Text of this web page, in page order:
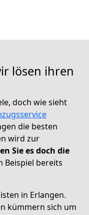
lösen ihren
doch wie sieht
die besten
wird zur
Sie es doch die
Beispiel bereits
in Erlangen.
kümmern sich um